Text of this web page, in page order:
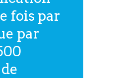
fois par
par